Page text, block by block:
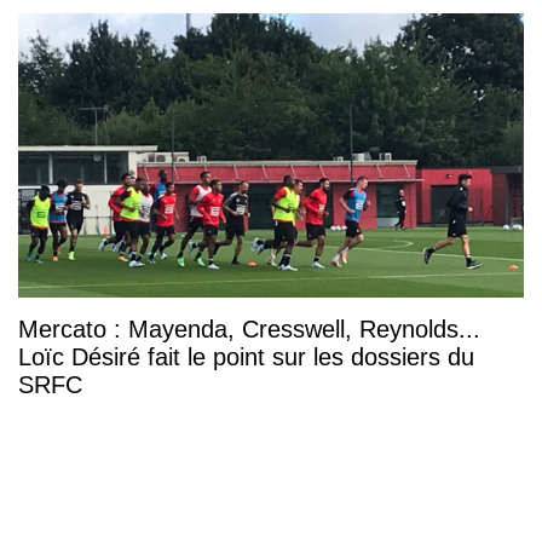
Mercato : Mayenda, Cresswell, Reynolds...
Loïc Désiré fait le point sur les dossiers du
SRFC